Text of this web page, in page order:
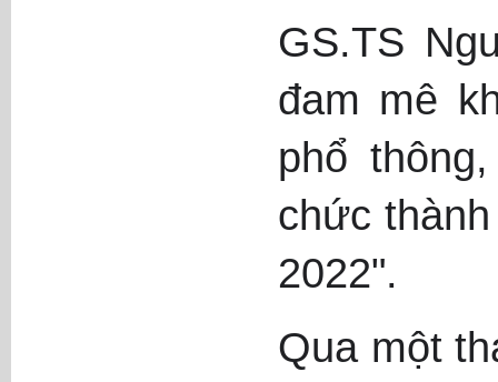
GS.TS
đam mê
phổ
chức
2022".
Qua một